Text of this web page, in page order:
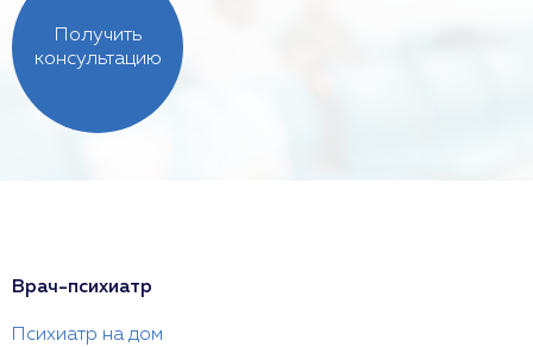
Получить
консультацию
Врач-психиатр
Психиатр на дом